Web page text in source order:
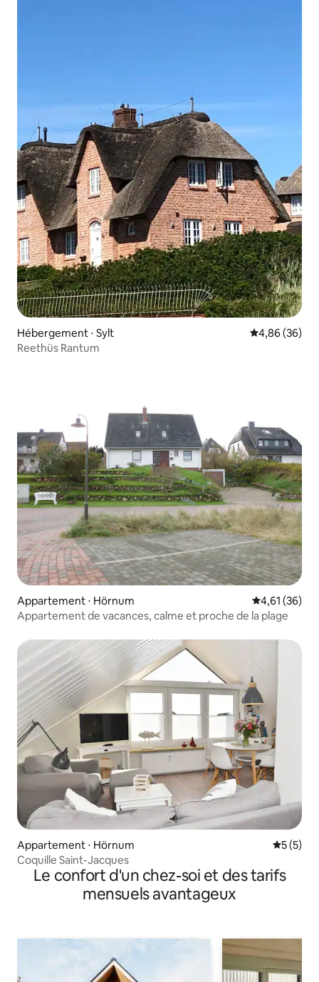
Hébergement ⋅ Sylt Évaluation
4,86 (36)
Reethüs Rantum
Appartement ⋅ Hörnum Évaluation
4,61 (36)
Appartement de vacances, calme et proche de la plage
Appartement ⋅ Hörnum
5 (5)
Coquille Saint-Jacques
Le confort d'un chez-soi et des tarifs
mensuels avantageux